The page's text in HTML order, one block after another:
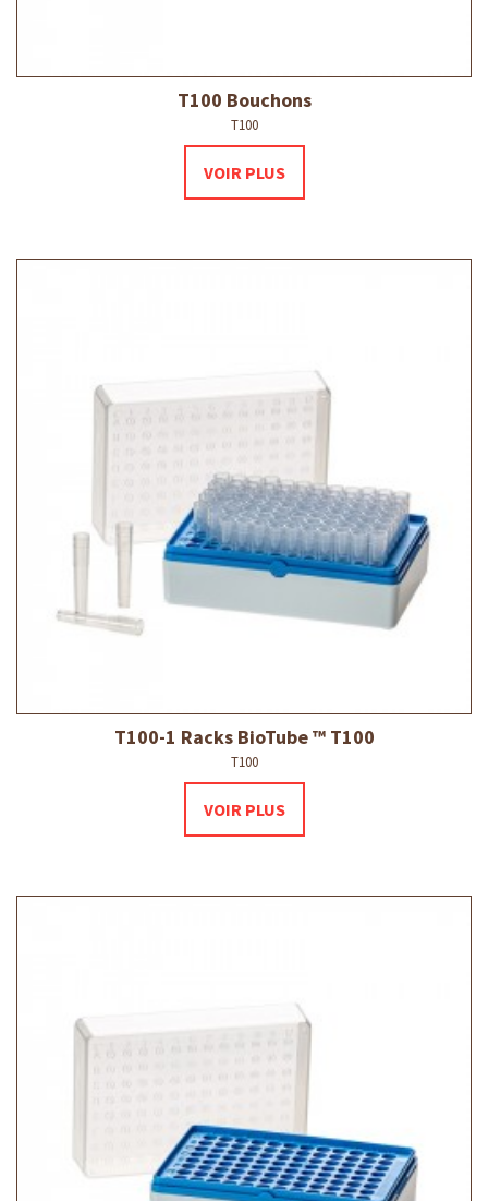
T100 Bouchons
T100
VOIR PLUS
T100-1 Racks BioTube ™ T100
T100
VOIR PLUS